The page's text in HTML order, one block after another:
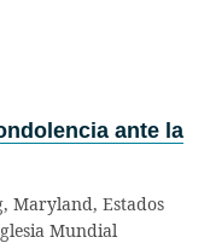
ante la
Maryland, Estados
Mundial